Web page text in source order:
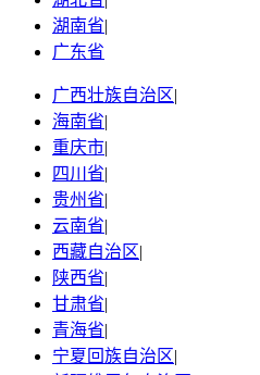
湖南省|
广东省
广西壮族自治区|
海南省|
重庆市|
四川省|
贵州省|
云南省|
西藏自治区|
陕西省|
甘肃省|
青海省|
宁夏回族自治区|